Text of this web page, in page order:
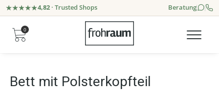
4,82 · Trusted Shops Beratung
0
Bett mit Polsterkopfteil